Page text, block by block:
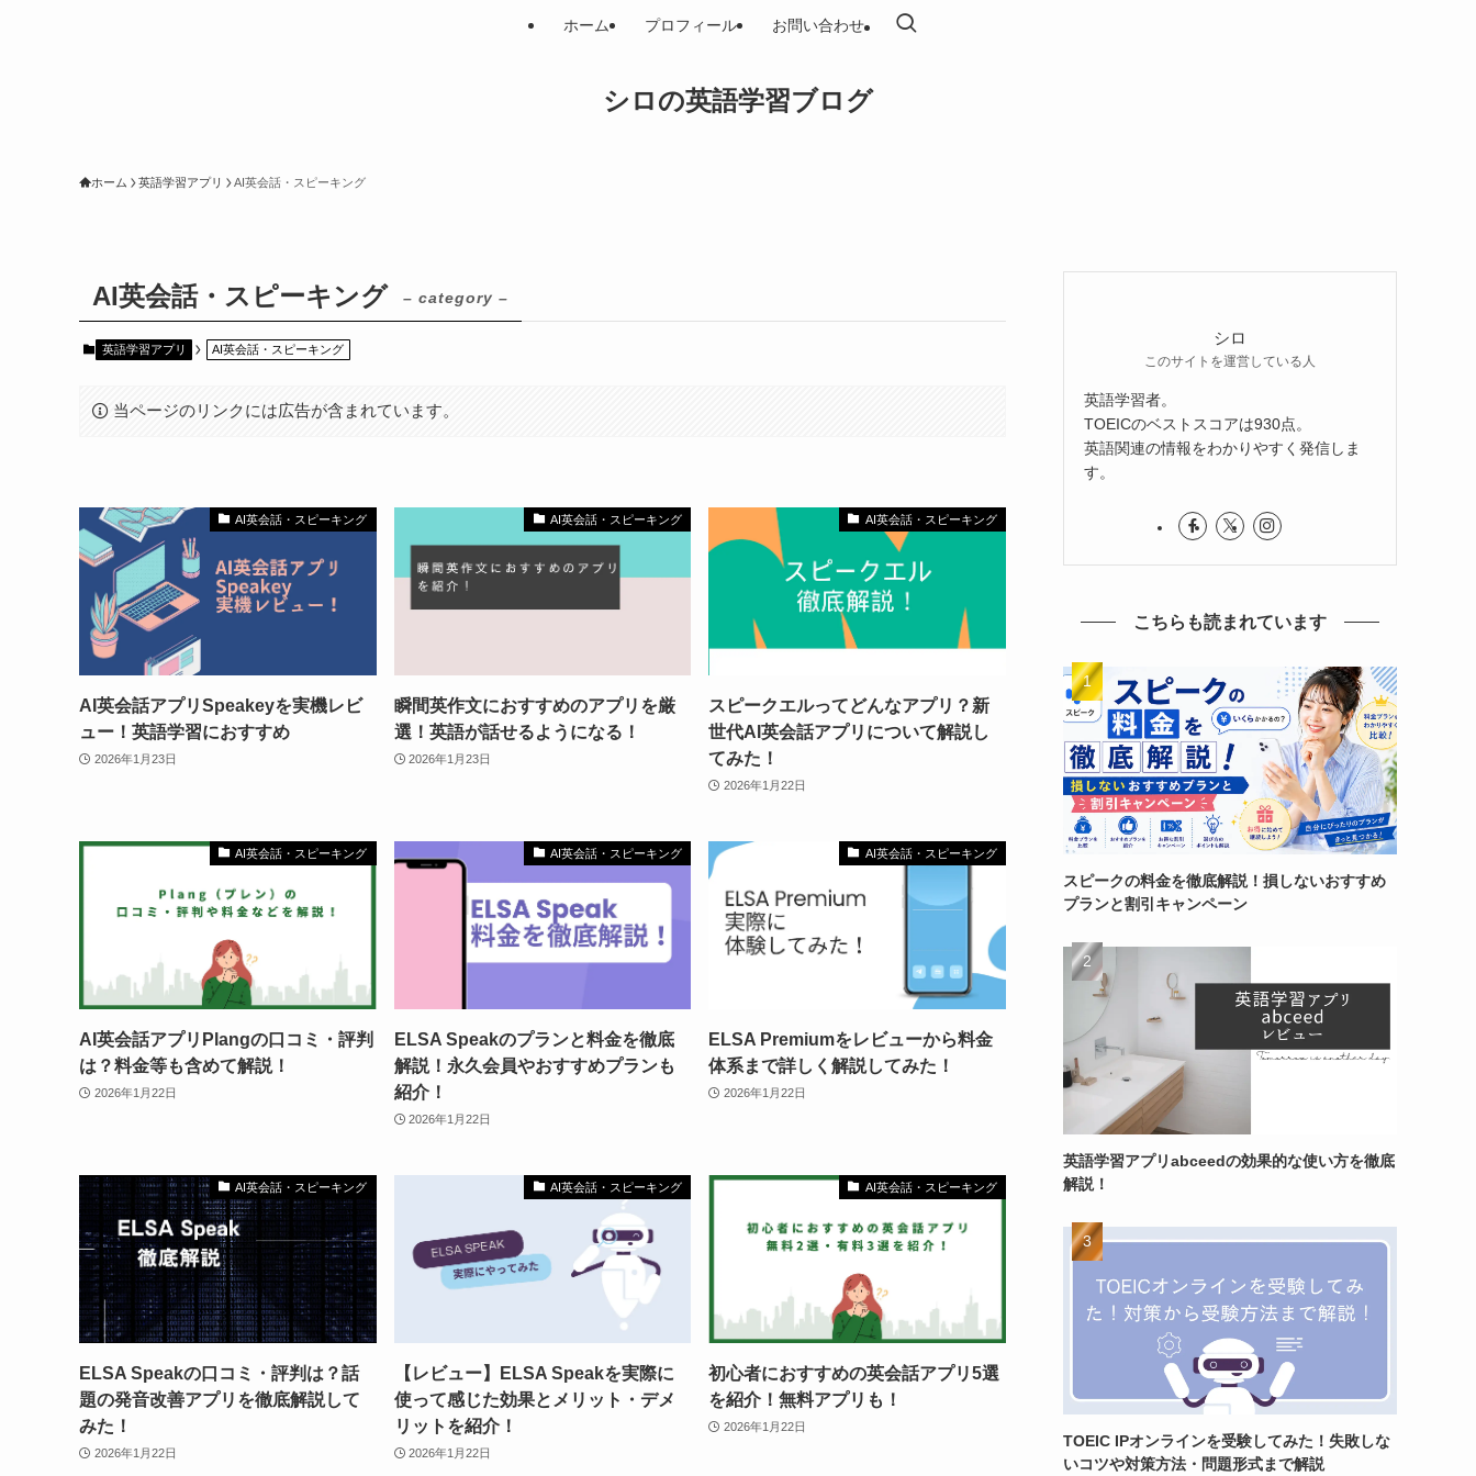
シロの英語学習ブログ
ホーム プロフィール お問い合わせ
ホーム 英語学習アプリ AI英会話・スピーキング
AI英会話・スピーキング – category –
英語学習アプリ AI英会話・スピーキング
当ページのリンクには広告が含まれています。
AI英会話・スピーキング
AI英会話アプリSpeakeyを実機レビ
ュー！英語学習におすすめ
2026年1月23日
AI英会話・スピーキング
瞬間英作文におすすめのアプリを厳
選！英語が話せるようになる！
2026年1月23日
AI英会話・スピーキング
スピークエルってどんなアプリ？新
世代AI英会話アプリについて解説し
てみた！
2026年1月22日
AI英会話・スピーキング
AI英会話アプリPlangの口コミ・評判
は？料金等も含めて解説！
2026年1月22日
AI英会話・スピーキング
ELSA Speakのプランと料金を徹底
解説！永久会員やおすすめプランも
紹介！
2026年1月22日
AI英会話・スピーキング
ELSA Premiumをレビューから料金
体系まで詳しく解説してみた！
2026年1月22日
AI英会話・スピーキング
ELSA Speakの口コミ・評判は？話
題の発音改善アプリを徹底解説して
みた！
2026年1月22日
AI英会話・スピーキング
【レビュー】ELSA Speakを実際に
使って感じた効果とメリット・デメ
リットを紹介！
2026年1月22日
AI英会話・スピーキング
初心者におすすめの英会話アプリ5選
を紹介！無料アプリも！
2026年1月22日
シロ
このサイトを運営している人
英語学習者。
TOEICのベストスコアは930点。
英語関連の情報をわかりやすく発信しま
す。
こちらも読まれています
スピークの料金を徹底解説！損しないおすすめ
プランと割引キャンペーン
英語学習アプリabceedの効果的な使い方を徹底
解説！
TOEIC IPオンラインを受験してみた！失敗しな
いコツや対策方法・問題形式まで解説